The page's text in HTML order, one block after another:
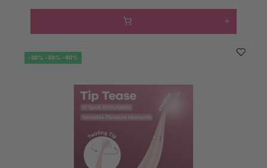
-20% -30% -40%